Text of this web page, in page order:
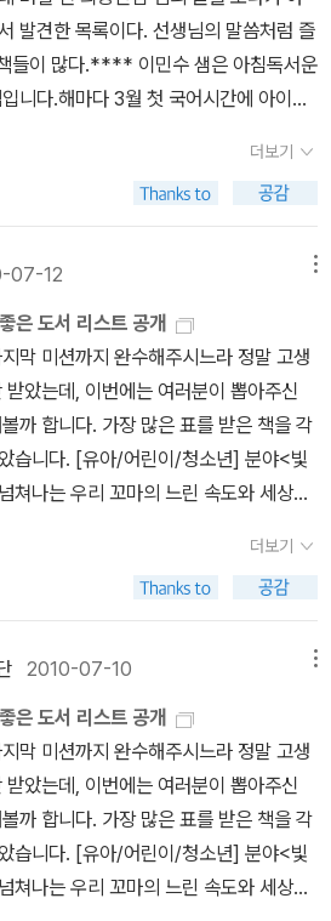
체성에 대한 반성과 모색의 기회를 제공
의 ‘순수성’을 갈구하는 어느 토종견의
에게 시사하는 바가 크다. 자신의 소중한
를 찾아 헤매는 개의 갈망은 당연한 듯
들에게서는 찾아볼 수 없는 모습이다.
우리 청소년들에게도 폭넓은 생각거리
확립해야 할 청소년들에게 스스로를 돌
를 마련해 줄 것이다. 창신강은 꾸
은 세상을 만들어 보고자 하는 노력을
그리고 이 매력적인 작품을 통해 그가 꿈
는 것은 분명하다. 그것이 우리가 그의
들의 발자취를
그의 노력은 늘 독자들에게 무릎을 치
반성을 이끌어 낸다. 그래서 독자들은
미한 소설에서 그러한 성향을 확인할 수
』을 읽고 난 뒤의 감상과 비슷하다고 할
주인공을 통해 인간의 비인간성을 고발
으로 변신시켜 인간 세계의 어두운 일면
화의 ‘작품 해설’ 중에서
발견한 목록이다. 선생님의 말씀처럼 즐
들이 많다.**** 이민수 샘은 아침독서운
니다.해마다 3월 첫 국어시간에 아이들
말을 싫어하는 사람이다. 독서를 강요하
각하는데, 읽을 책 제목까지 정해주는
다. 내가 만든 목록은 그저 책읽기를 싫
재미없다는 선입견을 가진 아이들에게
책이 재미있더라.’하면서 슬며시 건네주
을 보면 그 사람을 알 수 있다. 또 지금
읽을 책이 정해지기도 하고, 좋은 책 한
음이 바뀌기도 한다. 책은 지금까지 나
아이들에게도 훌륭한 선생님이요 좋은
이 있다.독서교육에 관심을 갖고 아침독
. 내 목록은 주로 동화와 성장소설 목록
거운 책읽기’를 목표로 하기에, 아이들에
장소설을 권한다. 하지만 작년부터는
직히 말하면 초등학교 2학년인 아들의
사, 지리 등에 대한 지식이 없어 대답을 하
서 느끼는 위기감의 발로이다.) 하지만
기의 힘’을 믿는 뿌리 깊은 믿음 때문에
물러 있다. 그렇지만 내가 만나는 아이
관심분야에 따라 책읽기의 가지를 쭉
. 학교를 졸업해도 배움은 끝이 없는 이
는 독서목록을 만들어 가면서 <공부의
더보기
07-12
은 도서 리스트 공개
막 미션까지 완수해주시느라 정말 고생
았는데, 이번에는 여러분이 뽑아주신
까 합니다. 가장 많은 표를 받은 책을 각
습니다. [유아/어린이/청소년] 분야<빛
쳐나는 우리 꼬마의 느린 속도와 세상을
의 마음을 알았고느린 행동 이외에 많은
간이 되기도 했다.느린 행동으로, 느린
세상에서는 결코볼 수 없었던 많은 것들
의 세상 바라보기를 다른 시선으로 봐주
만느림보 꼬부기를 통해이제는 조금씩
병승 작가님께 감사인사를 하고싶어진
간평가단 책마음님<나는 개입니까>규
, 1등만 기억하는 세상, 자신의 이익을
는 사람들, 굴복시키려는 사람과 굴복된
있는 추악함을 드러내고 있었다. 속된
재하는 이 세상에서 우리는 개만도 못
더보기
2010-07-10
은 도서 리스트 공개
막 미션까지 완수해주시느라 정말 고생
았는데, 이번에는 여러분이 뽑아주신
까 합니다. 가장 많은 표를 받은 책을 각
습니다. [유아/어린이/청소년] 분야<빛
쳐나는 우리 꼬마의 느린 속도와 세상을